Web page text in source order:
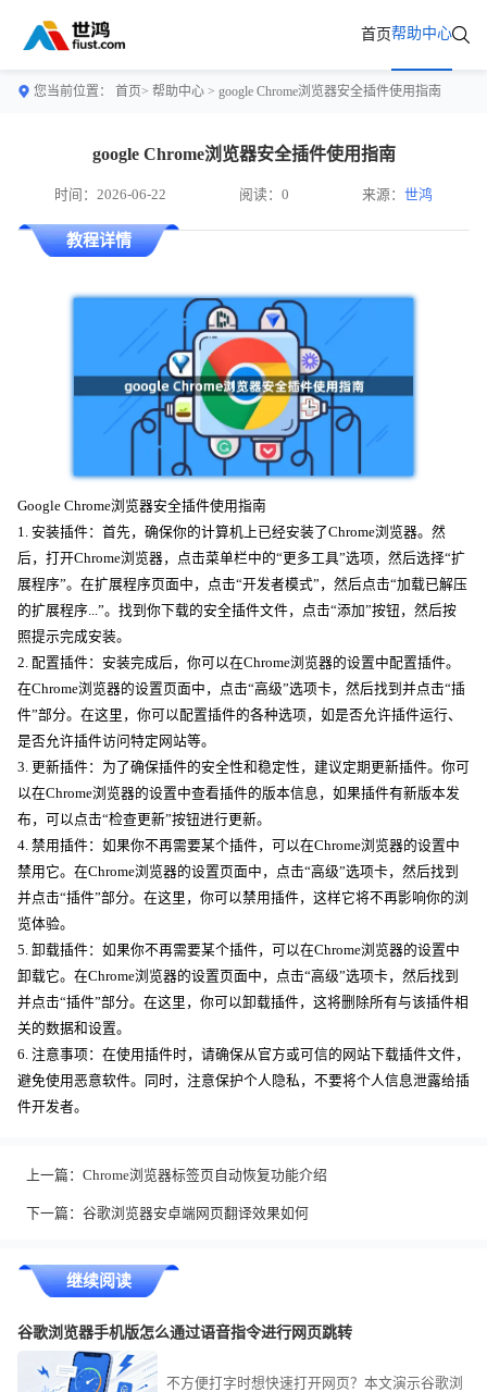
首页帮助中心
您当前位置： 首页> 帮助中心 > google Chrome浏览器安全插件使用指南
google Chrome浏览器安全插件使用指南
时间：2026-06-22 阅读：0 来源：世鸿
教程详情
Google Chrome浏览器安全插件使用指南
1. 安装插件：首先，确保你的计算机上已经安装了Chrome浏览器。然
后，打开Chrome浏览器，点击菜单栏中的“更多工具”选项，然后选择“扩
展程序”。在扩展程序页面中，点击“开发者模式”，然后点击“加载已解压
的扩展程序...”。找到你下载的安全插件文件，点击“添加”按钮，然后按
照提示完成安装。
2. 配置插件：安装完成后，你可以在Chrome浏览器的设置中配置插件。
在Chrome浏览器的设置页面中，点击“高级”选项卡，然后找到并点击“插
件”部分。在这里，你可以配置插件的各种选项，如是否允许插件运行、
是否允许插件访问特定网站等。
3. 更新插件：为了确保插件的安全性和稳定性，建议定期更新插件。你可
以在Chrome浏览器的设置中查看插件的版本信息，如果插件有新版本发
布，可以点击“检查更新”按钮进行更新。
4. 禁用插件：如果你不再需要某个插件，可以在Chrome浏览器的设置中
禁用它。在Chrome浏览器的设置页面中，点击“高级”选项卡，然后找到
并点击“插件”部分。在这里，你可以禁用插件，这样它将不再影响你的浏
览体验。
5. 卸载插件：如果你不再需要某个插件，可以在Chrome浏览器的设置中
卸载它。在Chrome浏览器的设置页面中，点击“高级”选项卡，然后找到
并点击“插件”部分。在这里，你可以卸载插件，这将删除所有与该插件相
关的数据和设置。
6. 注意事项：在使用插件时，请确保从官方或可信的网站下载插件文件，
避免使用恶意软件。同时，注意保护个人隐私，不要将个人信息泄露给插
件开发者。
上一篇： Chrome浏览器标签页自动恢复功能介绍
下一篇： 谷歌浏览器安卓端网页翻译效果如何
继续阅读
谷歌浏览器手机版怎么通过语音指令进行网页跳转
不方便打字时想快速打开网页？本文演示谷歌浏